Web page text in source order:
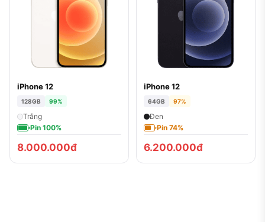
iPhone 12
128GB 99%
Trắng
Pin 100%
8.000.000đ
iPhone 12
64GB 97%
Đen
Pin 74%
6.200.000đ